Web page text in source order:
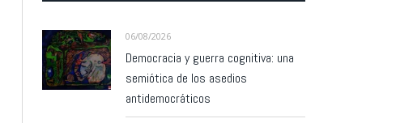
06/08/2026
Democracia y guerra cognitiva: una
semiótica de los asedios
antidemocráticos